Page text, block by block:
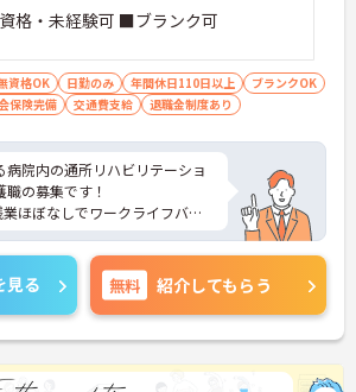
格・未経験可 ■ブランク可
資格OK 日勤のみ 年間休日110日以上
ブランクOK
保険完備 交通費支給 退職金制度あり
病院内の通所リハビリテーショ
の募集です！
ほぼなしでワークライフバラ
ランクのある方も安心して働け
が魅力です。福利厚生も充実
すことが出来ます。
ご面接のポイントをお伝えしま
問い合わせください♪
見る 無料 紹介してもらう